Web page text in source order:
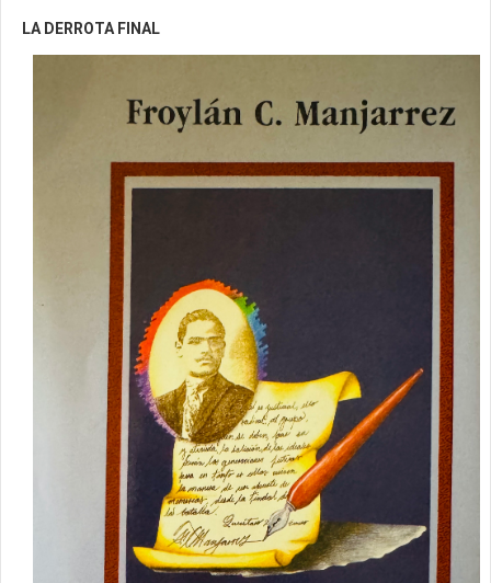
LA DERROTA FINAL